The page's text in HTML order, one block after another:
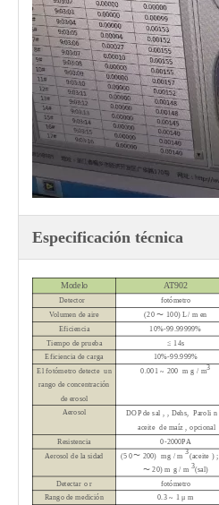
Especificación técnica
Modelo AT902
Detector
fotómetro
Volumen de aire
(20〜 100) L/ m en
Eficiencia
10%-99.99999%
Tiempo de prueba
≤ 14s
Eficiencia de carga
10%-99.999%
El fotómetro detecte un
rango de concentración
de erosol
0.001 ~ 200 mg / m3
Aerosol DOP de sal , , Dehs, Paroli n
aceite de maíz, opcional
Resistencia
0-2000PA
Aerosol de lasidad (50〜 200) mg /m3(aceite ) ;
〜20)m g/m3(sal)
Detectar or
fotómetro
Rango de medición
0.3 ~ 1μm